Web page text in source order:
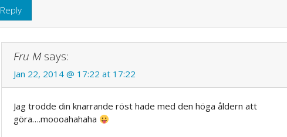
Reply
Fru M says:
Jan 22, 2014 @ 17:22 at 17:22
Jag trodde din knarrande röst hade med den höga åldern att
göra….moooahahaha